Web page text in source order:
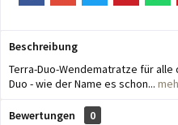
Beschreibung
Terra-Duo-Wendematratze für
Duo - wie der Name es schon...
Bewertungen
0